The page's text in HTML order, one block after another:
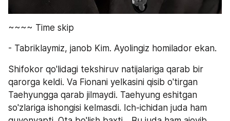
~~~~ Time skip
- Tabriklaymiz, janob Kim. Ayolingiz homilador ekan.
Shifokor qo'lidagi tekshiruv natijalariga qarab bir
qarorga keldi. Va Fionani yelkasini qisib o'tirgan
Taehyungga qarab jilmaydi. Taehyung eshitgan
so'zlariga ishongisi kelmasdi. Ich-ichidan juda ham